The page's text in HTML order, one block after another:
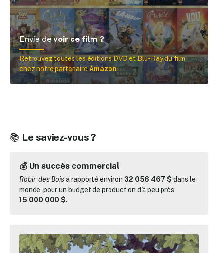
Envie devoir ce film ?
Retrouvez toutes les éditions DVD et Blu-Ray du film
chez notre partenaireAmazon
📚 Le saviez-vous ?
💰 Un succès commercial
Robin des Boisa rapporté environ 32 056 467 $ dans le
monde, pour un budget de production d'à peu près
15 000 000 $.